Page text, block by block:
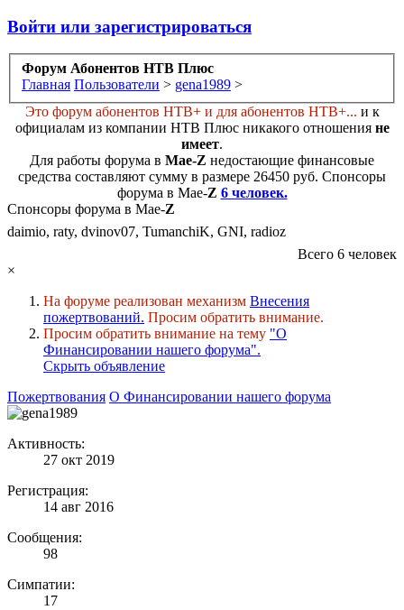
Войти или зарегистрироваться
Форум Абонентов НТВ Плюс
Главная Пользователи > gena1989 >
Это форум абонентов НТВ+ и для абонентов НТВ+... и к
официалам из компании НТВ Плюс никакого отношения не
имеет.
Для работы форума в Мае-Z недостающие финансовые
средства составляют сумму в размере 26450 руб. Cпонсоры
форума в Мае-Z 6 человек.
Спонсоры форума в Мае-Z
daimio, raty, dvinov07, TumanchiK, GNI, radioz
Всего 6 человек
×
На форуме реализован механизм Внесения
пожертвований. Просим обратить внимание.
Просим обратить внимание на тему "О
Финансировании нашего форума".
Скрыть объявление
Пожертвования О Финансировании нашего форума
Активность:
27 окт 2019
Регистрация:
14 авг 2016
Сообщения:
98
Симпатии:
17